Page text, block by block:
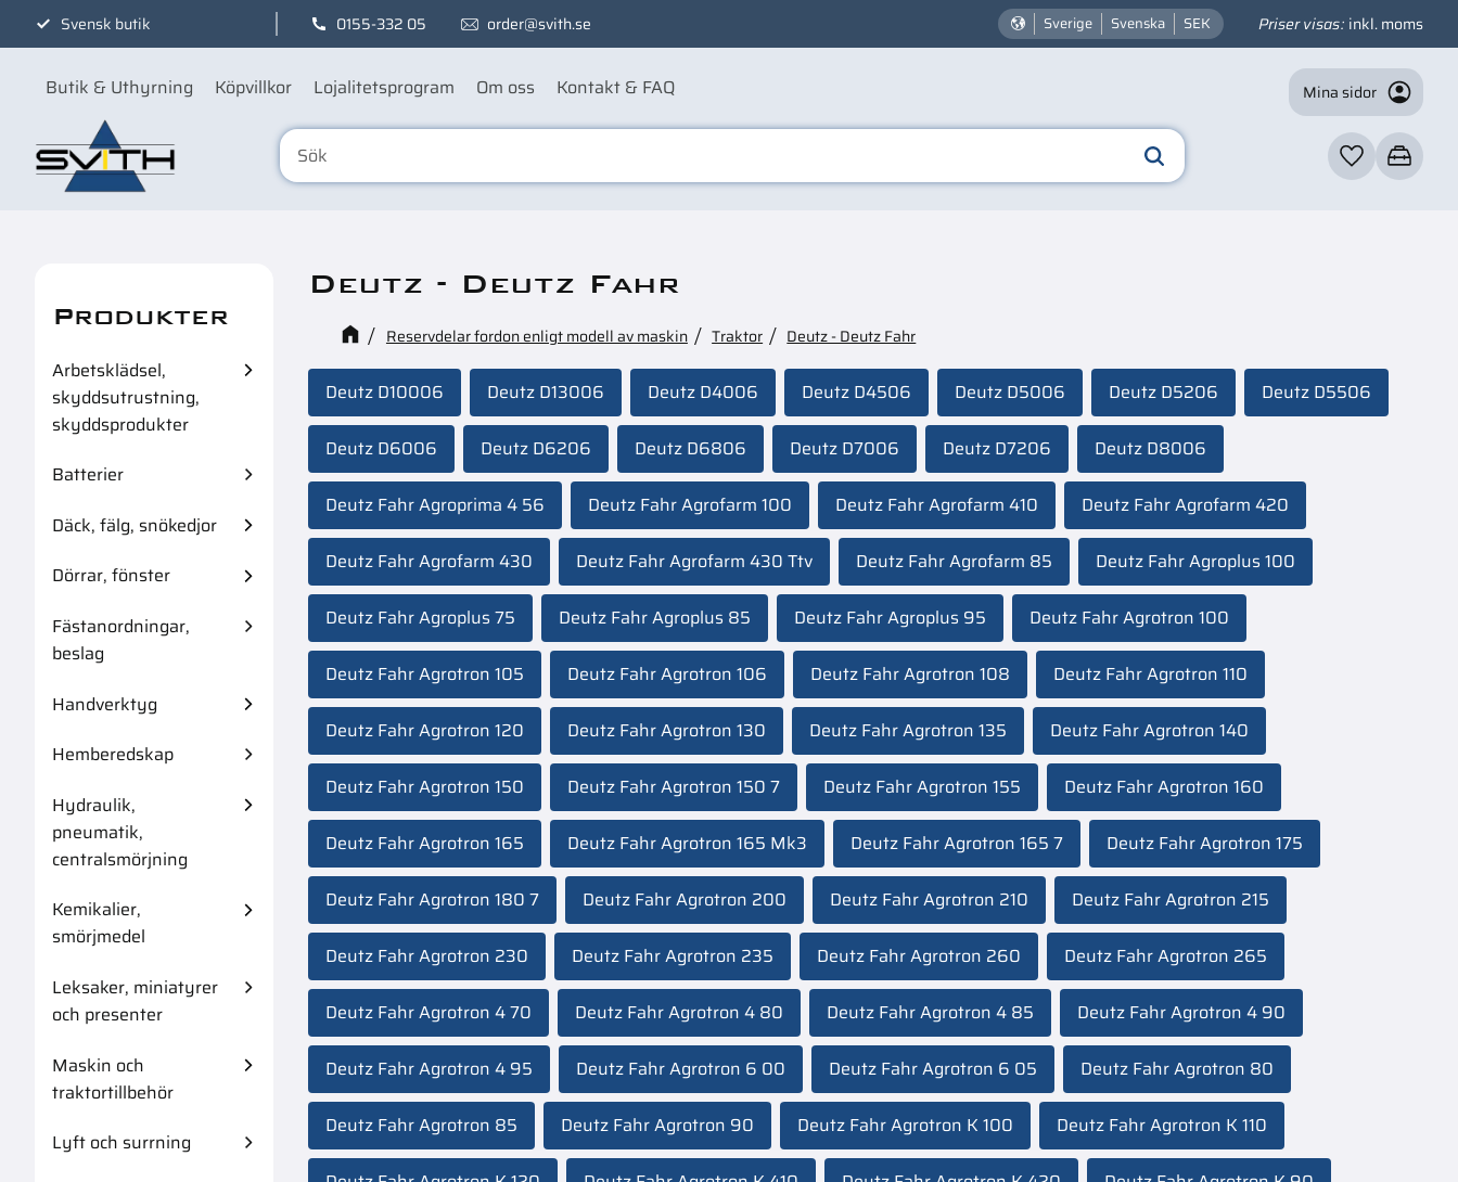
Svensk butik 0155-332 05 order@svith.se Sverige Svenska SEK Priser visas inkl. moms
Butik & Uthyrning Köpvillkor Lojalitetsprogram Om oss Kontakt & FAQ Mina sidor
Favoriter
Kundvagn
Deutz - Deutz Fahr
Reservdelar fordon enligt modell av maskin Traktor Deutz - Deutz Fahr
Deutz D10006 Deutz D13006 Deutz D4006 Deutz D4506 Deutz D5006 Deutz D5206 Deutz D5506
Deutz D6006 Deutz D6206 Deutz D6806 Deutz D7006 Deutz D7206 Deutz D8006
Deutz Fahr Agroprima 4 56 Deutz Fahr Agrofarm 100 Deutz Fahr Agrofarm 410 Deutz Fahr Agrofarm 420
Deutz Fahr Agrofarm 430 Deutz Fahr Agrofarm 430 Ttv Deutz Fahr Agrofarm 85 Deutz Fahr Agroplus 100
Deutz Fahr Agroplus 75 Deutz Fahr Agroplus 85 Deutz Fahr Agroplus 95 Deutz Fahr Agrotron 100
Deutz Fahr Agrotron 105 Deutz Fahr Agrotron 106 Deutz Fahr Agrotron 108 Deutz Fahr Agrotron 110
Deutz Fahr Agrotron 120 Deutz Fahr Agrotron 130 Deutz Fahr Agrotron 135 Deutz Fahr Agrotron 140
Deutz Fahr Agrotron 150 Deutz Fahr Agrotron 150 7 Deutz Fahr Agrotron 155 Deutz Fahr Agrotron 160
Deutz Fahr Agrotron 165 Deutz Fahr Agrotron 165 Mk3 Deutz Fahr Agrotron 165 7 Deutz Fahr Agrotron 175
Deutz Fahr Agrotron 180 7 Deutz Fahr Agrotron 200 Deutz Fahr Agrotron 210 Deutz Fahr Agrotron 215
Deutz Fahr Agrotron 230 Deutz Fahr Agrotron 235 Deutz Fahr Agrotron 260 Deutz Fahr Agrotron 265
Deutz Fahr Agrotron 4 70 Deutz Fahr Agrotron 4 80 Deutz Fahr Agrotron 4 85 Deutz Fahr Agrotron 4 90
Deutz Fahr Agrotron 4 95 Deutz Fahr Agrotron 6 00 Deutz Fahr Agrotron 6 05 Deutz Fahr Agrotron 80
Deutz Fahr Agrotron 85 Deutz Fahr Agrotron 90 Deutz Fahr Agrotron K 100 Deutz Fahr Agrotron K 110
Produkter
Arbetsklädsel,
skyddsutrustning,
skyddsprodukter
Batterier
Däck, fälg, snökedjor
Dörrar, fönster
Fästanordningar,
beslag
Handverktyg
Hemberedskap
Hydraulik,
pneumatik,
centralsmörjning
Kemikalier,
smörjmedel
Leksaker, miniatyrer
och presenter
Maskin och
traktortillbehör
Lyft och surrning